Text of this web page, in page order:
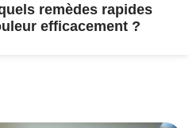
remèdes rapides
efficacement ?